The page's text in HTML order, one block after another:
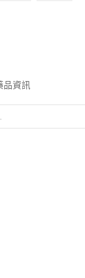
品資訊